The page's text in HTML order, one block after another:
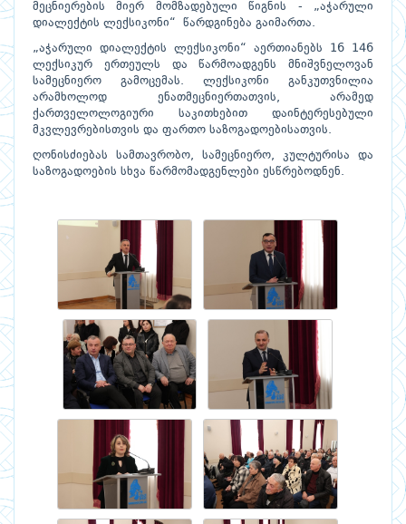
მეცნიერების მიერ მომზადებული წიგნის - „აჭარული
დიალექტის ლექსიკონი“ წარდგინება გაიმართა.
„აჭარული დიალექტის ლექსიკონი“ აერთიანებს 16 146
ლექსიკურ ერთეულს და წარმოადგენს მნიშვნელოვან
სამეცნიერო გამოცემას. ლექსიკონი განკუთვნილია
არამხოლოდ ენათმეცნიერთათვის, არამედ
ქართველოლოგიური საკითხებით დაინტერესებული
მკვლევრებისთვის და ფართო საზოგადოებისათვის.
ღონისძიებას სამთავრობო, სამეცნიერო, კულტურისა და
საზოგადოების სხვა წარმომადგენლები ესწრებოდნენ.